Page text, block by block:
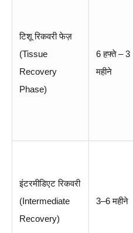
टिशू रिकवरी फेज़
(Tissue
Recovery
Phase)
6 हफ्ते – 3
महीने
इंटरमीडिएट रिकवरी
(Intermediate
Recovery)
3–6 महीने